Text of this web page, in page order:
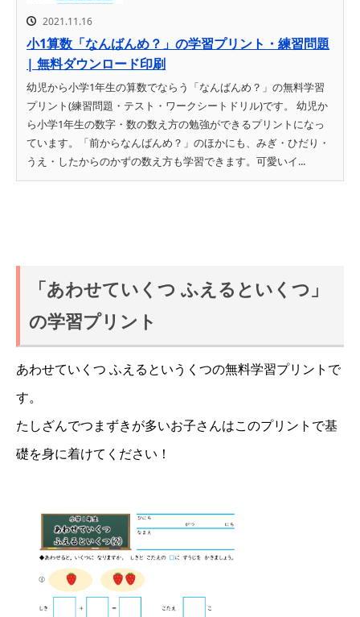
2021.11.16
小1算数「なんばんめ？」の学習プリント・練習問題
| 無料ダウンロード印刷
幼児から小学1年生の算数でならう「なんばんめ？」の無料学習
プリント(練習問題・テスト・ワークシートドリル)です。 幼児か
ら小学1年生の数字・数の数え方の勉強ができるプリントになっ
ています。「前からなんばんめ？」のほかにも、みぎ・ひだり・
うえ・したからのかずの数え方も学習できます。可愛いイ...
「あわせていくつ ふえるといくつ」
の学習プリント
あわせていくつ ふえるというくつの無料学習プリントで
す。
たしざんでつまずきが多いお子さんはこのプリントで基
礎を身に着けてください！